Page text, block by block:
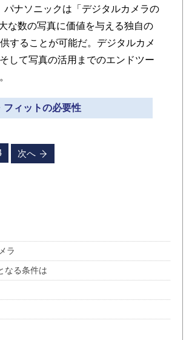
ナソニックは「デジタルカメラの
な数の写真に価値を与える独自の
することが可能だ。デジタルカメ
して写真の活用までのエンドツー
フィットの必要性
次へ
ラ
なる条件は